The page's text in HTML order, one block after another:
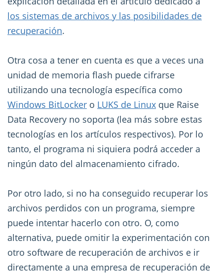
los sistemas de archivos y las posibilidades de
recuperación.
Otra cosa a tener en cuenta es que a veces una
unidad de memoria flash puede cifrarse
utilizando una tecnología específica como
Windows BitLocker o LUKS de Linux que Raise
Data Recovery no soporta (lea más sobre estas
tecnologías en los artículos respectivos). Por lo
tanto, el programa ni siquiera podrá acceder a
ningún dato del almacenamiento cifrado.
Por otro lado, si no ha conseguido recuperar los
archivos perdidos con un programa, siempre
puede intentar hacerlo con otro. O, como
alternativa, puede omitir la experimentación con
otro software de recuperación de archivos e ir
directamente a una empresa de recuperación de